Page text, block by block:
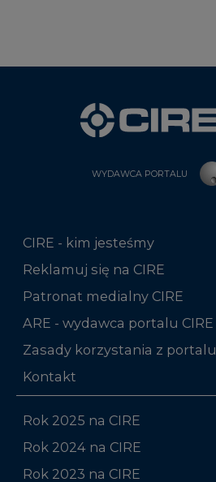
WYDAWCA PORTALU
CIRE - kim jesteśmy
Reklamuj się na CIRE
Patronat medialny CIRE
ARE - wydawca portalu CIRE
Zasady korzystania z portalu
Kontakt
Rok 2025 na CIRE
Rok 2024 na CIRE
Rok 2023 na CIRE